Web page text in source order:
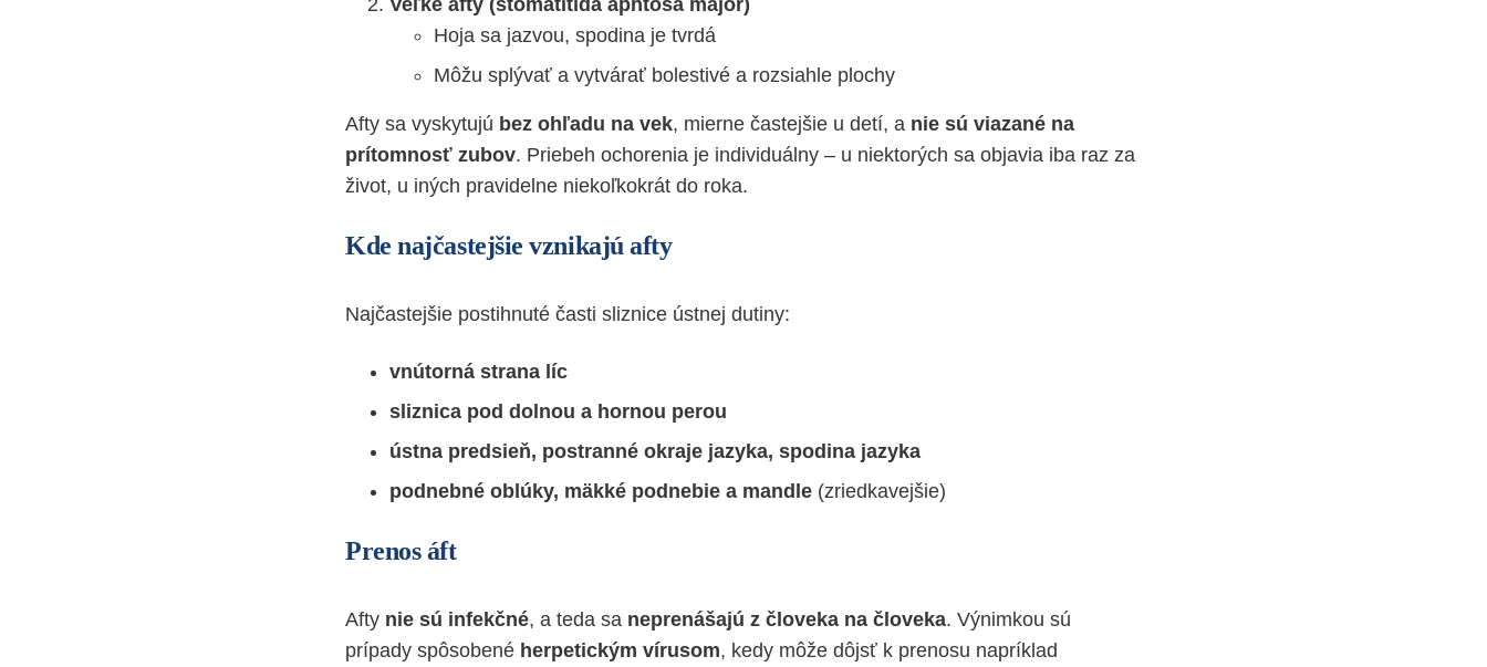
Veľké afty (stomatitída aphtosa major)
Hoja sa jazvou, spodina je tvrdá
Môžu splývať a vytvárať bolestivé a rozsiahle plochy
Afty sa vyskytujú bez ohľadu na vek, mierne častejšie u detí, a nie sú viazané na
prítomnosť zubov. Priebeh ochorenia je individuálny – u niektorých sa objavia iba raz za
život, u iných pravidelne niekoľkokrát do roka.
Kde najčastejšie vznikajú afty
Najčastejšie postihnuté časti sliznice ústnej dutiny:
vnútorná strana líc
sliznica pod dolnou a hornou perou
ústna predsieň, postranné okraje jazyka, spodina jazyka
podnebné oblúky, mäkké podnebie a mandle (zriedkavejšie)
Prenos áft
Afty nie sú infekčné, a teda sa neprenášajú z človeka na človeka. Výnimkou sú
prípady spôsobené herpetickým vírusom, kedy môže dôjsť k prenosu napríklad